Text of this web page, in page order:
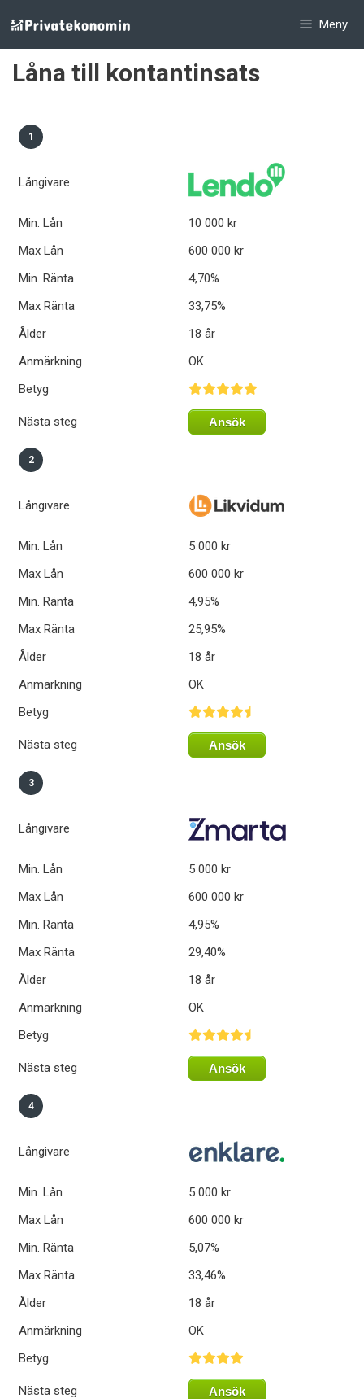
till
innehåll
Meny
Låna till kontantinsats
1
Långivare
Min. Lån
10 000 kr
Max Lån
600 000 kr
Min. Ränta
4,70%
Max Ränta
33,75%
Ålder
18 år
Anmärkning
OK
Betyg
Nästa steg Ansök
2
Långivare
Min. Lån
5 000 kr
Max Lån
600 000 kr
Min. Ränta
4,95%
Max Ränta
25,95%
Ålder
18 år
Anmärkning
OK
Betyg
Nästa steg Ansök
3
Långivare
Min. Lån
5 000 kr
Max Lån
600 000 kr
Min. Ränta
4,95%
Max Ränta
29,40%
Ålder
18 år
Anmärkning
OK
Betyg
Nästa steg Ansök
4
Långivare
Min. Lån
5 000 kr
Max Lån
600 000 kr
Min. Ränta
5,07%
Max Ränta
33,46%
Ålder
18 år
Anmärkning
OK
Betyg
Nästa steg Ansök